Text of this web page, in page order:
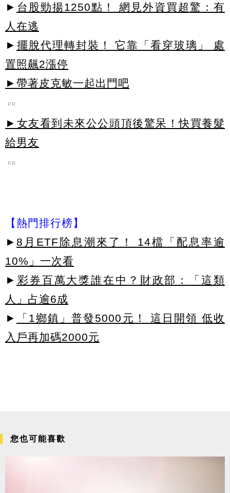
► 台股勁揚1250點！ 網見外資買超驚：有
人在逃
► 擺脫代理轉封裝！ 它靠「看穿玻璃」 處
置照飆2漲停
►帶著皮克敏一起出門吧
PR
►女友看到未來公公頭頂後驚呆！快買養髮
給男友
PR
【熱門排行榜】
► 8月ETF除息潮來了！ 14檔「配息率逾
10%」一次看
► 彩券百萬大獎誰在中？財政部：「這類
人」占逾6成
►
「1鄉鎮」普發5000元！ 這日開領 低收
入戶再加碼2000元
您也可能喜歡